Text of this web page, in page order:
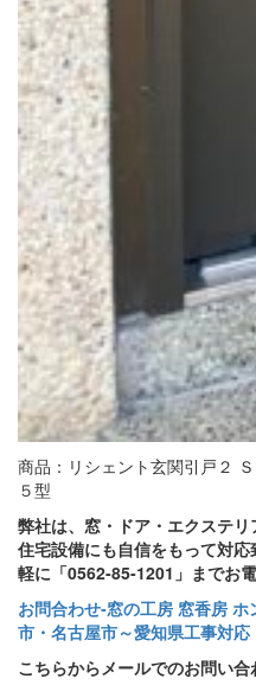
商品：リシェント玄関引戸２
５型
弊社は、窓・ドア・エクステリ
住宅設備にも自信をもって対
軽に「0562-85-1201」までお
お問合わせ‐窓の工房 窓香房
市・名古屋市～愛知県工事対
こちらからメールでのお問い合